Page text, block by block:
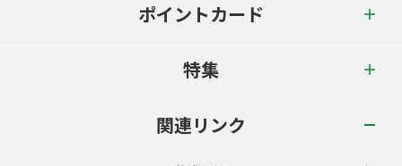
ポイントカード
特集
関連リンク